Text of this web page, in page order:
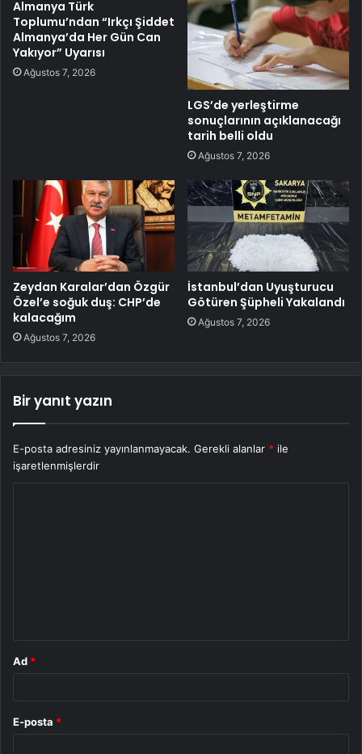
Almanya Türk
Toplumu’ndan “Irkçı Şiddet
Almanya’da Her Gün Can
Yakıyor” Uyarısı
Ağustos 7, 2026
LGS’de yerleştirme
sonuçlarının açıklanacağı
tarih belli oldu
Ağustos 7, 2026
Zeydan Karalar’dan Özgür
Özel’e soğuk duş: CHP’de
kalacağım
Ağustos 7, 2026
İstanbul’dan Uyuşturucu
Götüren Şüpheli Yakalandı
Ağustos 7, 2026
Bir yanıt yazın
E-posta adresiniz yayınlanmayacak. Gerekli alanlar * ile
işaretlenmişlerdir
Ad *
E-posta *